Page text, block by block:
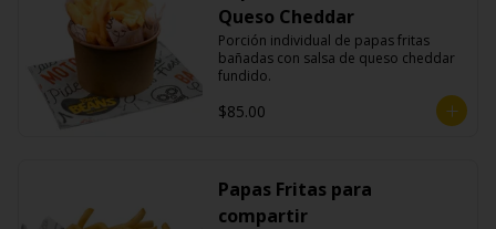
Queso Cheddar
Porción individual de papas fritas
bañadas con salsa de queso cheddar
fundido.
$85.00
Papas Fritas para
compartir